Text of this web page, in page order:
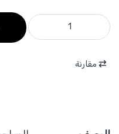
WHM7306 - مطرقة كوشوك سوداء 660 غرام يد فيبر غلاس ماركة WADFOW quantity
مقارنة